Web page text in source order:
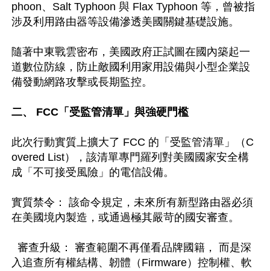
phoon、Salt Typhoon 與 Flax Typhoon 等，曾被指
涉及利用路由器等設備滲透美國關鍵基礎設施。
隨著中東戰雲密布，美國政府正試圖在國內築起一
道數位防線，防止敵國利用家用設備與小型企業設
備發動網路攻擊或長期監控。
二、 FCC「受監管清單」與強硬門檻
此次行動實質上擴大了 FCC 的「受監管清單」（C
overed List），該清單專門羅列對美國國家安全構
成「不可接受風險」的電信設備。
實質禁令： 該命令規定，未來所有新型路由器必須
在美國境內製造，或通過極其嚴苛的國安審查。
入追查所有權結構、韌體（Firmware）控制權、軟